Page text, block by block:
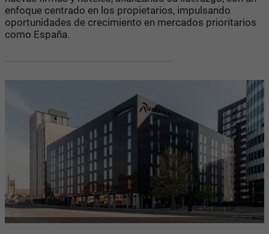
enfoque centrado en los propietarios, impulsando
oportunidades de crecimiento en mercados prioritarios
como España.